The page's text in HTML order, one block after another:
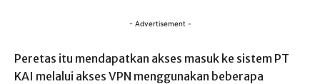
- Advertisement -
Peretas itu mendapatkan akses masuk ke sistem PT
KAI melalui akses VPN menggunakan beberapa